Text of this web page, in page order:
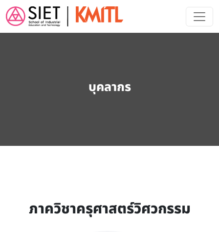
Skip to main content
บุคลากร
ภาควิชาครุศาสตร์วิศวกรรม